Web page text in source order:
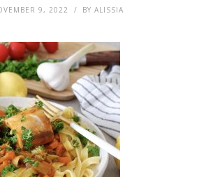
9, 2022 BY ALISSIA